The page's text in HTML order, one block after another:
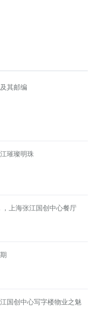
其邮编
璀璨明珠
上海张江国创中心餐厅
国创中心写字楼物业之魅